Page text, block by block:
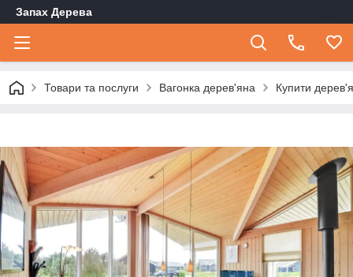
Запах Дерева
Товари та послуги Вагонка дерев'яна Купити